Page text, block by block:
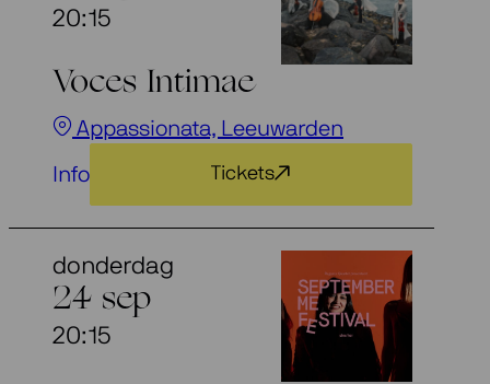
20:15
Voces Intimae
Appassionata, Leeuwarden
Info Tickets
donderdag
24 sep
20:15